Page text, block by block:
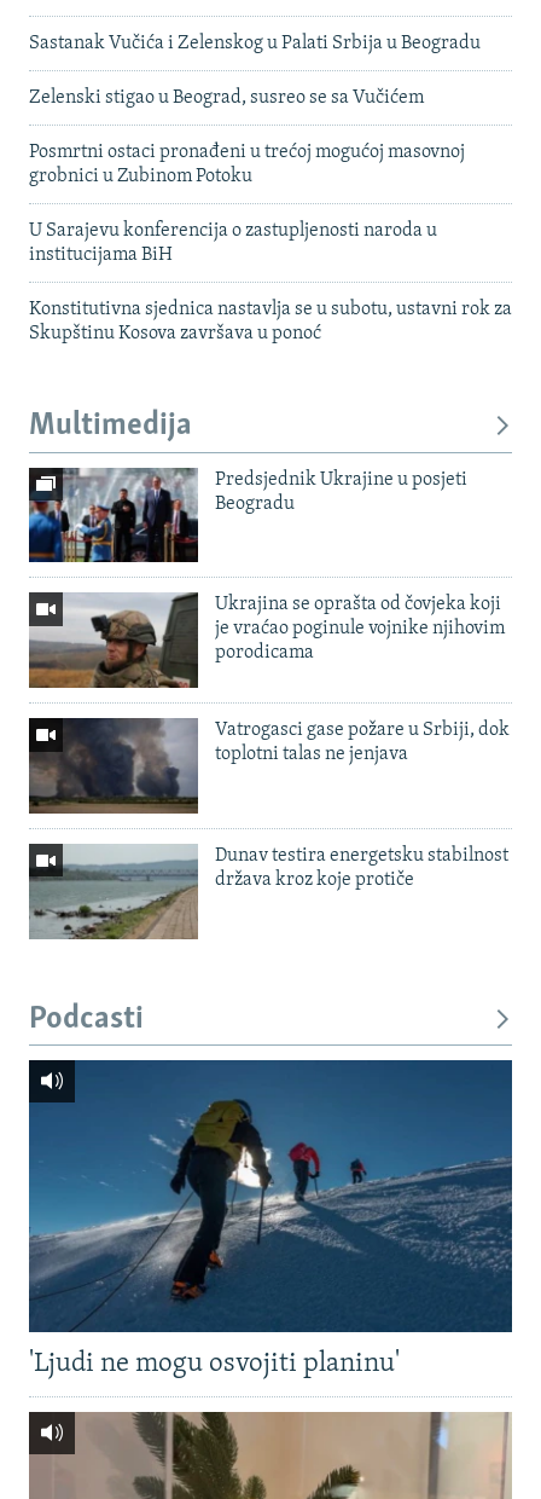
Sastanak Vučića i Zelenskog u Palati Srbija u Beogradu
Zelenski stigao u Beograd, susreo se sa Vučićem
Posmrtni ostaci pronađeni u trećoj mogućoj masovnoj
grobnici u Zubinom Potoku
U Sarajevu konferencija o zastupljenosti naroda u
institucijama BiH
Konstitutivna sjednica nastavlja se u subotu, ustavni rok za
Skupštinu Kosova završava u ponoć
Multimedija
Predsjednik Ukrajine u posjeti
Beogradu
Ukrajina se oprašta od čovjeka koji
je vraćao poginule vojnike njihovim
porodicama
Vatrogasci gase požare u Srbiji, dok
toplotni talas ne jenjava
Dunav testira energetsku stabilnost
država kroz koje protiče
Podcasti
'Ljudi ne mogu osvojiti planinu'